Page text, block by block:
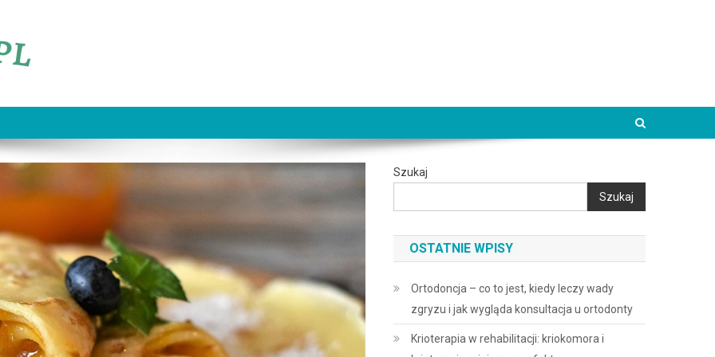
Szukaj
Szukaj
OSTATNIE WPISY
Ortodoncja – co to jest, kiedy leczy wady
zgryzu i jak wygląda konsultacja u ortodonty
Krioterapia w rehabilitacji: kriokomora i